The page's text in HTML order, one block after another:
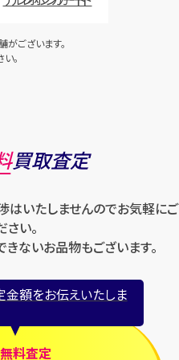
ございます。
。
買取査定
いたしませんのでお気軽にご
い。
ないお品物もございます。
金額をお伝えいたしま
無料査定